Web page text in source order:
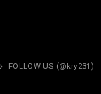
FOLLOW US (@kry231)